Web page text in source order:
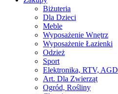
Biżuteria
Dla Dzieci
Meble
Wyposażenie Wnętrz
Wyposażenie Łazienki
Odzież
Sport
Elektronika, RTV, AGD
Art. Dla Zwierząt
Ogród, Rośliny